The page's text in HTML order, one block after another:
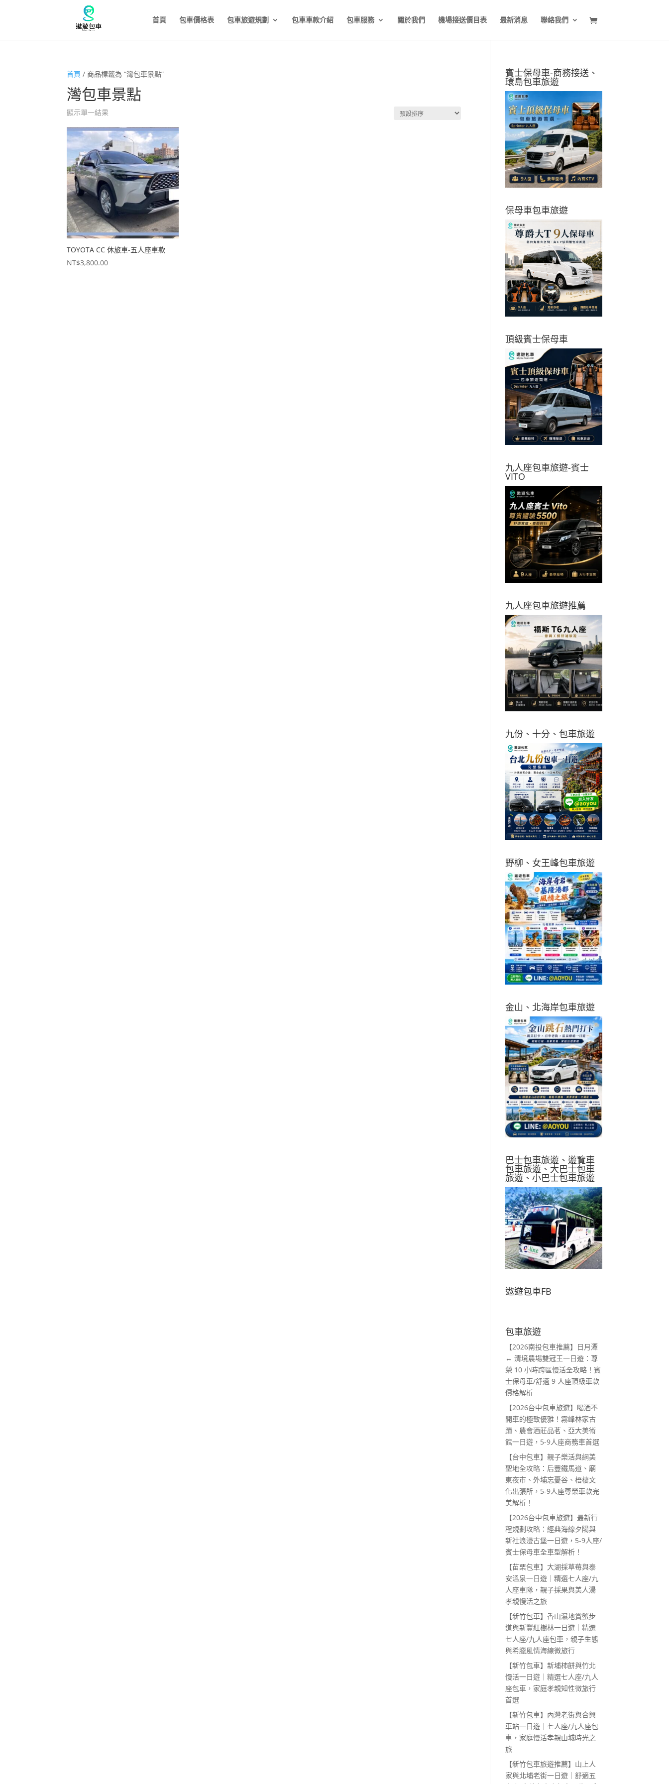
首頁 包車價格表 包車旅遊規劃 包車車款介紹 包車服務 關於我們 機場接送價目表 最新消息 聯絡我們
首頁 / 商品標籤為 “灣包車景點”
灣包車景點
顯示單一結果
TOYOTA CC 休旅車-五人座車款
NT$3,800.00
賓士保母車-商務接送、
環島包車旅遊
保母車包車旅遊
頂級賓士保母車
九人座包車旅遊-賓士
VITO
九人座包車旅遊推薦
九份、十分、包車旅遊
野柳、女王峰包車旅遊
金山、北海岸包車旅遊
巴士包車旅遊、遊覽車
包車旅遊、大巴士包車
旅遊、小巴士包車旅遊
遨遊包車FB
包車旅遊
【2026南投包車推薦】日月潭
↔ 清境農場雙冠王一日遊：尊
榮 10 小時跨區慢活全攻略！賓
士保母車/舒適 9 人座頂級車款
價格解析
【2026台中包車旅遊】喝酒不
開車的極致優雅！霧峰林家古
蹟、農會酒莊品茗、亞大美術
館一日遊，5-9人座商務車首選
【台中包車】親子樂活與網美
聖地全攻略：后豐鐵馬道、廟
東夜市、外埔忘憂谷、梧棲文
化出張所，5-9人座尊榮車款完
美解析！
【2026台中包車旅遊】最新行
程規劃攻略：經典海線夕陽與
新社浪漫古堡一日遊，5-9人座/
賓士保母車全車型解析！
【苗栗包車】大湖採草莓與泰
安溫泉一日遊｜精選七人座/九
人座車隊，親子採果與美人湯
孝親慢活之旅
【新竹包車】香山濕地賞蟹步
道與新豐紅樹林一日遊｜精選
七人座/九人座包車，親子生態
與希臘風情海線微旅行
【新竹包車】新埔柿餅與竹北
慢活一日遊｜精選七人座/九人
座包車，家庭孝親知性微旅行
首選
【新竹包車】內灣老街與合興
車站一日遊｜七人座/九人座包
車，家庭慢活孝親山城時光之
旅
【新竹包車旅遊推薦】山上人
家與北埔老街一日遊｜舒適五